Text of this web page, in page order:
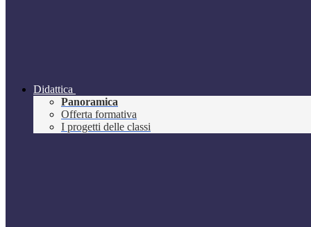
Didattica
Panoramica
Offerta formativa
I progetti delle classi